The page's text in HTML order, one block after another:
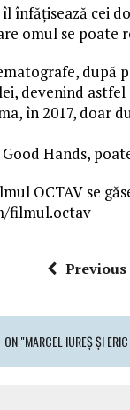
înfățisează cei
omul se poate
după
devenind
în 2017, doar
Hands,
OCTAV se
filmul.octav
ON "MARCEL IUREȘ ȘI